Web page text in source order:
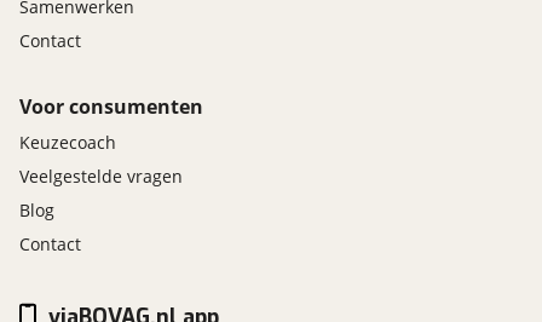
Samenwerken
Contact
Voor consumenten
Keuzecoach
Veelgestelde vragen
Blog
Contact